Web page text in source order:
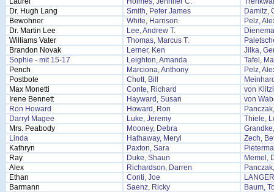
Dr. Hugh Lang
Smith, Peter James
Damitz,
Bewohner
White, Harrison
Pelz,
Dr. Martin Lee
Lee, Andrew T.
Williams Vater
Thomas, Marcus T.
Brandon Novak
Lerner, Ken
Jilka,
Sophie - mit 15-17
Leighton, Amanda
Tafel,
Pench
Marciona, Anthony
Pelz,
Postbote
Chott, Bill
Max Monetti
Conte, Richard
von
Irene Bennett
Hayward, Susan
von
Ron Howard
Howard, Ron
Darryl Magee
Luke, Jeremy
Thiele,
Mrs. Peabody
Mooney, Debra
Linda
Hathaway, Meryl
Zech,
Kathryn
Paxton, Sara
Ray
Duke, Shaun
Memel,
Alex
Richardson, Darren
Ethan
Conti, Joe
Barmann
Saenz, Ricky
Baum,